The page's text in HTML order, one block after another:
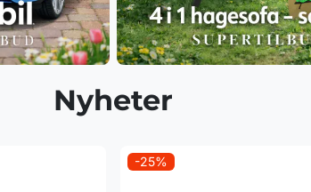
Nyheter
-25%